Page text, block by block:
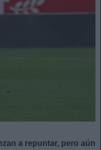
a repuntar, pero aún